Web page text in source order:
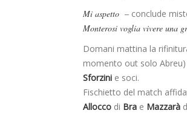
Mi aspetto – conclude
Monterosi voglia vivere una
Domani mattina la
momento out solo
Sforzini e soci.
Fischietto del match
Allocco di Bra e Mazzarà